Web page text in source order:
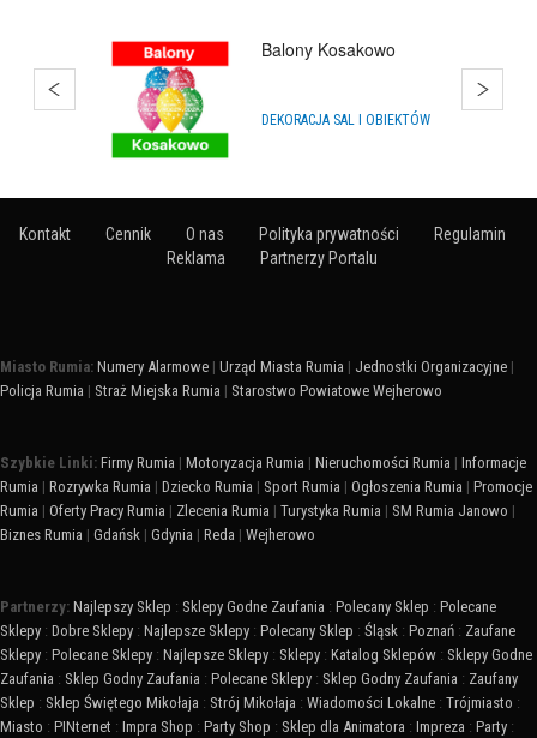
Balony Gdynia Chylonia
IMPREZY, WYDARZENIA
Kontakt Cennik O nas Polityka prywatności
Regulamin
Reklama
Partnerzy Portalu
Miasto Rumia: Numery Alarmowe | Urząd Miasta Rumia | Jednostki Organizacyjne |
Policja Rumia | Straż Miejska Rumia | Starostwo Powiatowe Wejherowo
Szybkie Linki: Firmy Rumia | Motoryzacja Rumia | Nieruchomości Rumia | Informacje
Rumia | Rozrywka Rumia | Dziecko Rumia | Sport Rumia | Ogłoszenia Rumia | Promocje
Rumia | Oferty Pracy Rumia | Zlecenia Rumia | Turystyka Rumia | SM Rumia Janowo |
Biznes Rumia | Gdańsk | Gdynia | Reda | Wejherowo
Partnerzy: Najlepszy Sklep : Sklepy Godne Zaufania : Polecany Sklep : Polecane
Sklepy : Dobre Sklepy : Najlepsze Sklepy : Polecany Sklep : Śląsk : Poznań : Zaufane
Sklepy : Polecane Sklepy : Najlepsze Sklepy : Sklepy : Katalog Sklepów : Sklepy Godne
Zaufania : Sklep Godny Zaufania : Polecane Sklepy : Sklep Godny Zaufania : Zaufany
Sklep : Sklep Świętego Mikołaja : Strój Mikołaja : Wiadomości Lokalne : Trójmiasto :
Miasto : PINternet : Impra Shop : Party Shop : Sklep dla Animatora : Impreza : Party :